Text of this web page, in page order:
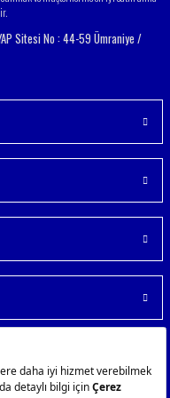
Sitesi No : 44-59 Ümraniye /